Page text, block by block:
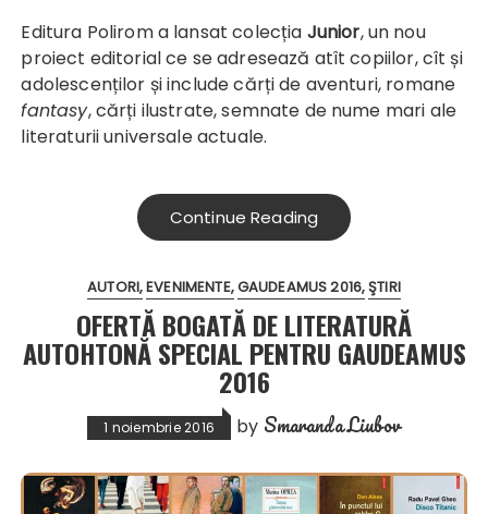
Editura Polirom a lansat colecția Junior, un nou
proiect editorial ce se adresează atît copiilor, cît și
adolescenților și include cărți de aventuri, romane
fantasy, cărți ilustrate, semnate de nume mari ale
literaturii universale actuale.
Continue Reading
AUTORI EVENIMENTE GAUDEAMUS 2016 ŞTIRI
OFERTĂ BOGATĂ DE LITERATURĂ
AUTOHTONĂ SPECIAL PENTRU GAUDEAMUS
2016
1 noiembrie 2016 by Smaranda Liubov